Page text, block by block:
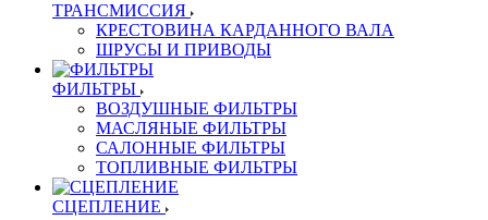
ТРАНСМИССИЯ
КРЕСТОВИНА КАРДАННОГО ВАЛА
ШРУСЫ И ПРИВОДЫ
ФИЛЬТРЫ
ВОЗДУШНЫЕ ФИЛЬТРЫ
МАСЛЯНЫЕ ФИЛЬТРЫ
САЛОННЫЕ ФИЛЬТРЫ
ТОПЛИВНЫЕ ФИЛЬТРЫ
СЦЕПЛЕНИЕ